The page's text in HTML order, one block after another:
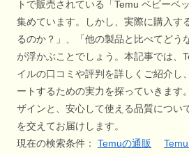
トで販売されている「Temu ベビーベ
集めています。しかし、実際に購入す
るのか？」、「他の製品と比べてどう
が浮かぶことでしょう。本記事では、
イルの口コミや評判を詳しくご紹介し
ートするための実力を探っていきます
ザインと、安心して使える品質につい
を交えてお届けします。
現在の検索条件： Temuの通販